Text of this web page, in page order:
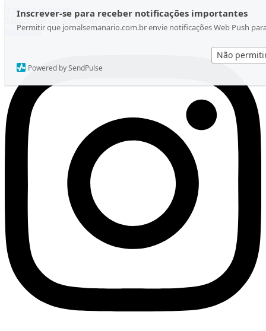
Inscrever-se para receber notificações importantes
Permitir que jornalsemanario.com.br envie notificações Web Push
Não
Powered by SendPulse
Ir para o conteúdo
Sábado, 08 de Agosto de 2026
Instagram